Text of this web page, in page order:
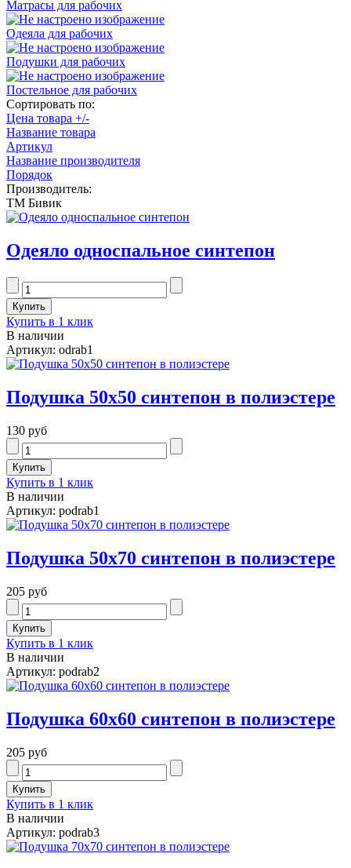
Матрасы для рабочих
Одеяла для рабочих
Подушки для рабочих
Постельное для рабочих
Сортировать по:
Цена товара +/-
Название товара
Артикул
Название производителя
Порядок
Производитель:
ТМ Бивик
Одеяло односпальное синтепон
Купить в 1 клик
В наличии
Артикул: odrab1
Подушка 50х50 синтепон в полиэстере
130 руб
Купить в 1 клик
В наличии
Артикул: podrab1
Подушка 50х70 синтепон в полиэстере
205 руб
Купить в 1 клик
В наличии
Артикул: podrab2
Подушка 60х60 синтепон в полиэстере
205 руб
Купить в 1 клик
В наличии
Артикул: podrab3